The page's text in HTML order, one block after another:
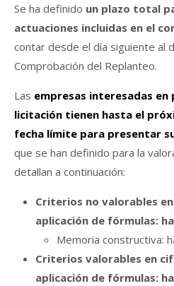
Se ha definido un plazo total
actuaciones incluidas en el
contar desde el día siguiente al
Comprobación del Replanteo.
Las empresas interesadas
licitación tienen hasta el
fecha límite para presentar
que se han definido para la
detallan a continuación:
Criterios no valorables
aplicación de fórmulas:
Memoria constructiva:
Criterios valorables en
aplicación de fórmulas: